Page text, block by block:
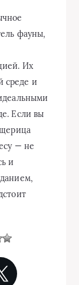
фауны,
Их
среде и
Если вы
— не
и